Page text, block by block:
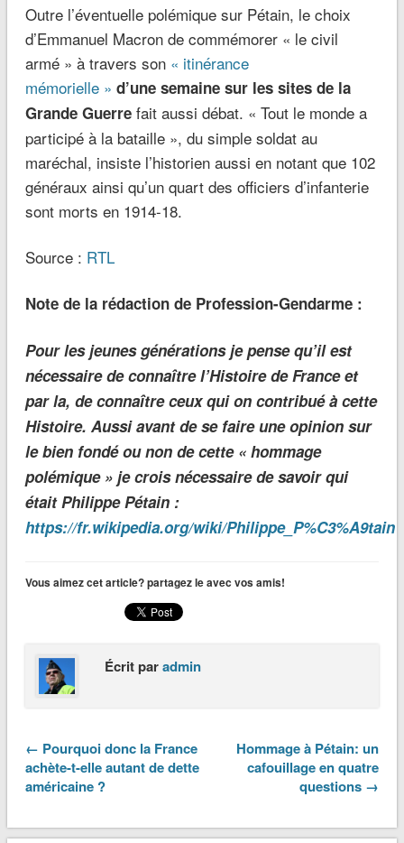
Outre l’éventuelle polémique sur Pétain, le choix
d’Emmanuel Macron de commémorer « le civil
armé » à travers son « itinérance
mémorielle » d’une semaine sur les sites de la
Grande Guerre fait aussi débat. « Tout le monde a
participé à la bataille », du simple soldat au
maréchal, insiste l’historien aussi en notant que 102
généraux ainsi qu’un quart des officiers d’infanterie
sont morts en 1914-18.
Source : RTL
Note de la rédaction de Profession-Gendarme :
Pour les jeunes générations je pense qu’il est
nécessaire de connaître l’Histoire de France et
par la, de connaître ceux qui on contribué à cette
Histoire. Aussi avant de se faire une opinion sur
le bien fondé ou non de cette « hommage
polémique » je crois nécessaire de savoir qui
était Philippe Pétain :
https://fr.wikipedia.org/wiki/Philippe_P%C3%A9tain
Vous aimez cet article? partagez le avec vos amis!
Écrit paradmin
← Pourquoi donc la France
achète-t-elle autant de dette
américaine ?
Hommage à Pétain: un
cafouillage en quatre
questions →